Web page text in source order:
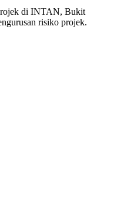
di INTAN, Bukit
risiko projek.